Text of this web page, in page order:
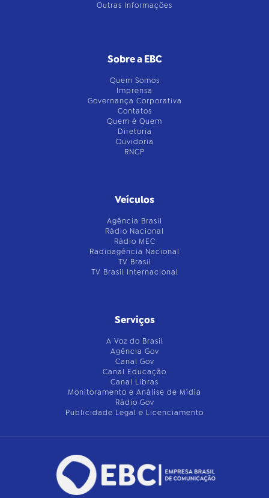
Outras Informações
Sobre a EBC
Quem Somos
Imprensa
Governança Corporativa
Contatos
Quem é Quem
Diretoria
Ouvidoria
RNCP
Veículos
Agência Brasil
Rádio Nacional
Rádio MEC
Radioagência Nacional
TV Brasil
TV Brasil Internacional
Serviços
A Voz do Brasil
Agência Gov
Canal Gov
Canal Educação
Canal Libras
Monitoramento e Análise de Mídia
Rádio Gov
Publicidade Legal e Licenciamento